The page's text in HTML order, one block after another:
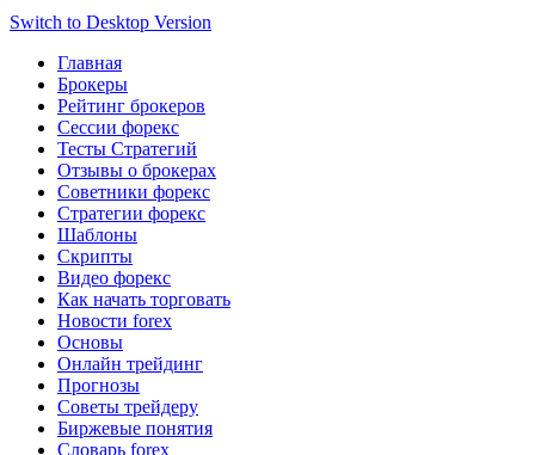
Switch to Desktop Version
Главная
Брокеры
Рейтинг брокеров
Сессии форекс
Тесты Стратегий
Отзывы о брокерах
Советники форекс
Стратегии форекс
Шаблоны
Скрипты
Видео форекс
Как начать торговать
Новости forex
Основы
Онлайн трейдинг
Прогнозы
Советы трейдеру
Биржевые понятия
Словарь forex